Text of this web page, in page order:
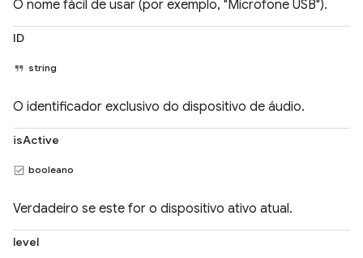
O nome fácil de usar (por exemplo, "Microfone USB").
ID
string
O identificador exclusivo do dispositivo de áudio.
isActive
booleano
Verdadeiro se este for o dispositivo ativo atual.
level